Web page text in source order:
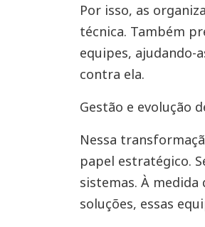
Por isso, as
técnica. Também
equipes,
contra ela.
Gestão e evolução
Nessa
papel estratégico.
sistemas. À
soluções, essas